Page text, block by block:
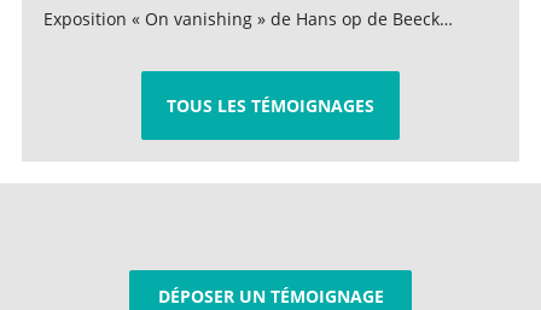
Exposition « On vanishing » de Hans op de Beeck…
TOUS LES TÉMOIGNAGES
DÉPOSER UN TÉMOIGNAGE